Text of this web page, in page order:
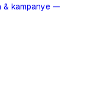
& kampanye —